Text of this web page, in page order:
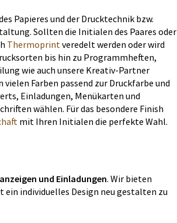
Papieres und der Drucktechnik bzw.
Sollten die Initialen des Paares oder
Thermoprintveredelt werden oder wird
bis hin zu Programmheften,
wie auch unsere Kreativ-Partner
Farben passend zur Druckfarbe und
Einladungen, Menükarten und
wählen. Für das besondere Finish
mit Ihren Initialen die perfekte Wahl.
und Einladungen. Wir bieten
individuelles Design neu gestalten zu